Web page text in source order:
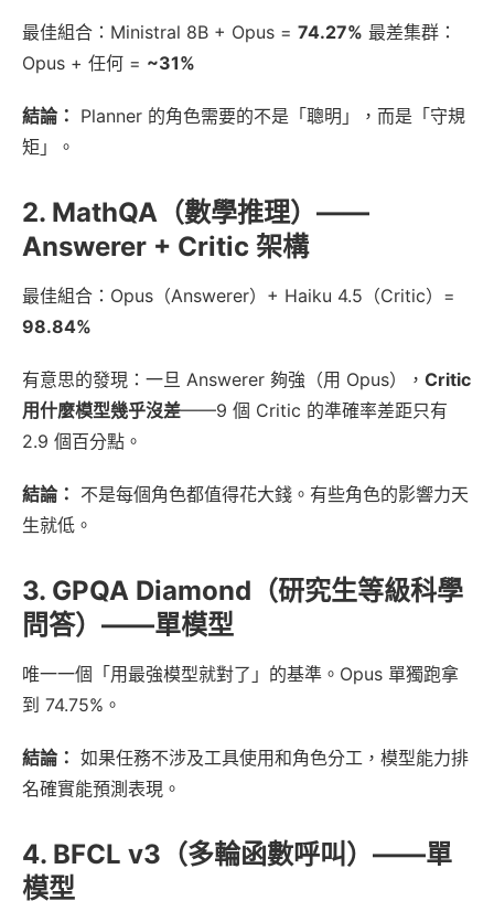
最佳組合：Ministral 8B + Opus = 74.27% 最差集群：
Opus + 任何 = ~31%
結論： Planner 的角色需要的不是「聰明」，而是「守規
矩」。
2. MathQA（數學推理）——
Answerer + Critic 架構
最佳組合：Opus（Answerer）+ Haiku 4.5（Critic）=
98.84%
有意思的發現：一旦 Answerer 夠強（用 Opus）， Critic
用什麼模型幾乎沒差——9 個 Critic 的準確率差距只有
2.9 個百分點。
結論： 不是每個角色都值得花大錢。有些角色的影響力天
生就低。
3. GPQA Diamond（研究生等級科學
問答）——單模型
唯一一個「用最強模型就對了」的基準。Opus 單獨跑拿
到 74.75%。
結論： 如果任務不涉及工具使用和角色分工，模型能力排
名確實能預測表現。
4. BFCL v3（多輪函數呼叫）——單
模型